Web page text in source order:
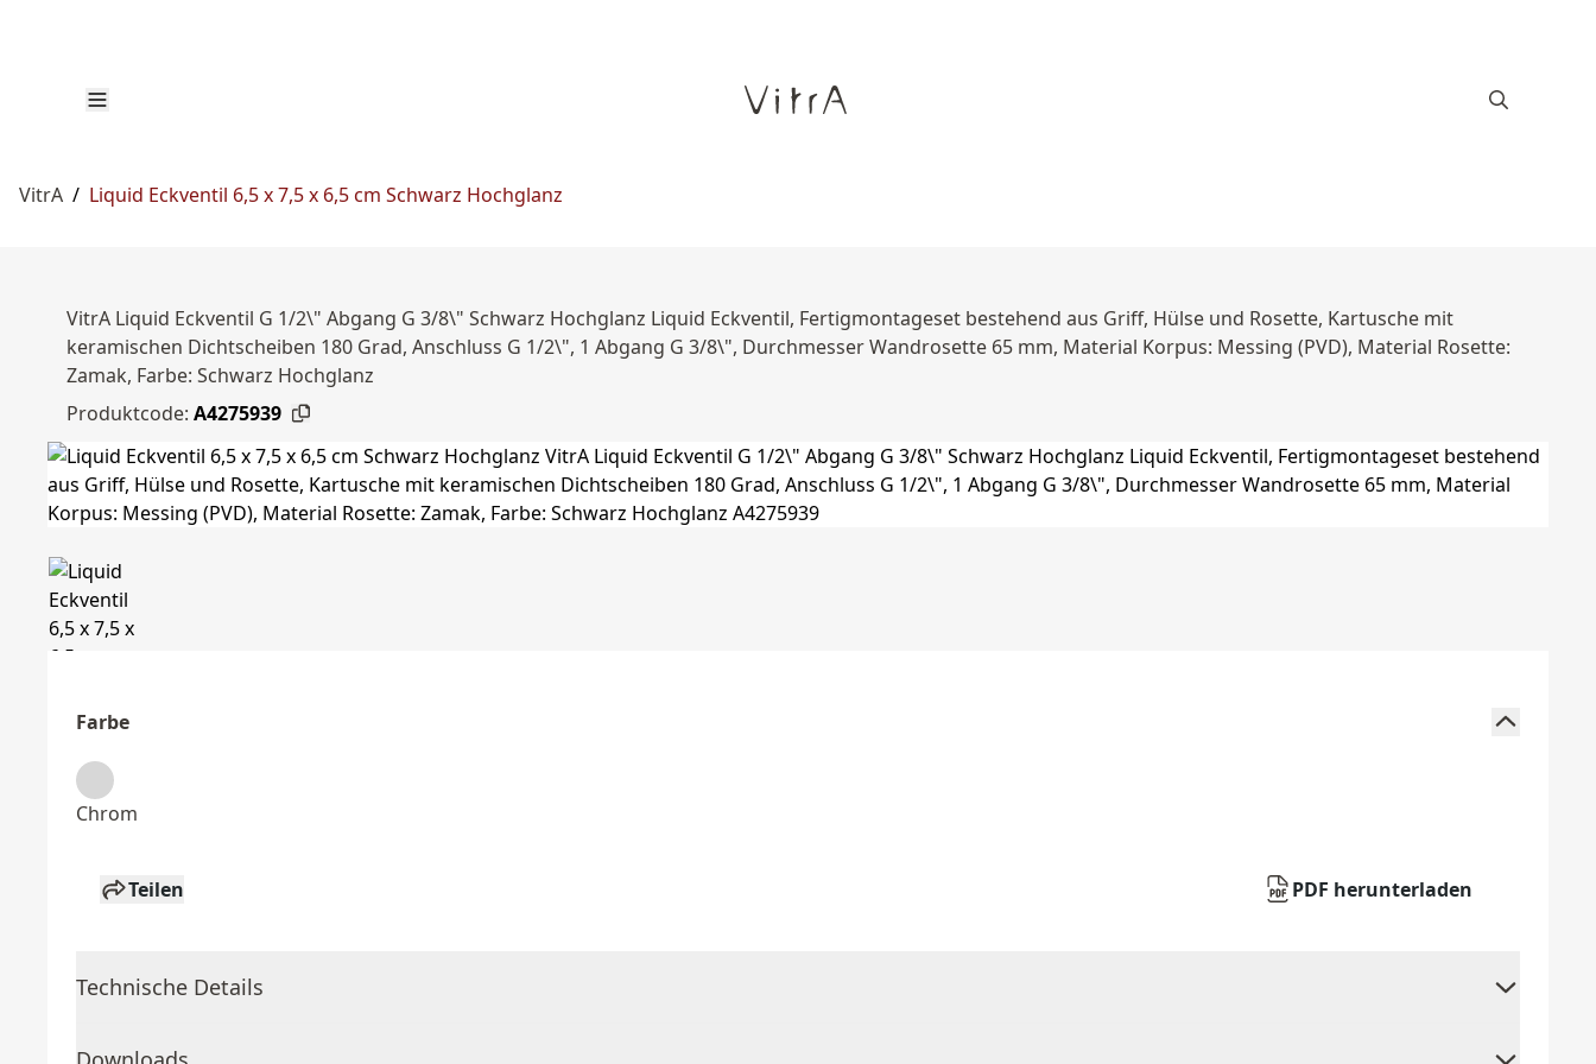
VitrA / Liquid Eckventil 6,5 x 7,5 x 6,5 cm Schwarz Hochglanz
VitrA Liquid Eckventil G 1/2\" Abgang G 3/8\" Schwarz Hochglanz Liquid Eckventil, Fertigmontageset bestehend aus Griff, Hülse und Rosette, Kartusche mit
keramischen Dichtscheiben 180 Grad, Anschluss G 1/2\", 1 Abgang G 3/8\", Durchmesser Wandrosette 65 mm, Material Korpus: Messing (PVD), Material Rosette:
Zamak, Farbe: Schwarz Hochglanz
Produktcode: A4275939
Farbe
Chrom
Teilen PDF herunterladen
Technische Details